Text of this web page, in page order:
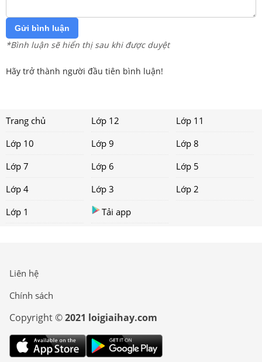
Gửi bình luận
*Bình luận sẽ hiển thị sau khi được duyệt
Hãy trở thành người đầu tiên bình luận!
Trang chủ Lớp 12
Lớp 11
Lớp 10
Lớp 9
Lớp 8
Lớp 7
Lớp 6
Lớp 5
Lớp 4
Lớp 3
Lớp 2
Lớp 1
Tải app
Liên hệ
Chính sách
Copyright ©2021 loigiaihay.com